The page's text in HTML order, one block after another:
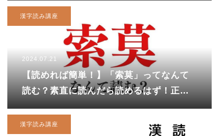
漢字読み講座
2024.07.21
【読めれば簡単！】「索莫」ってなんて
読む？素直に読んだら読めるはず！正解
は……
漢字読み講座